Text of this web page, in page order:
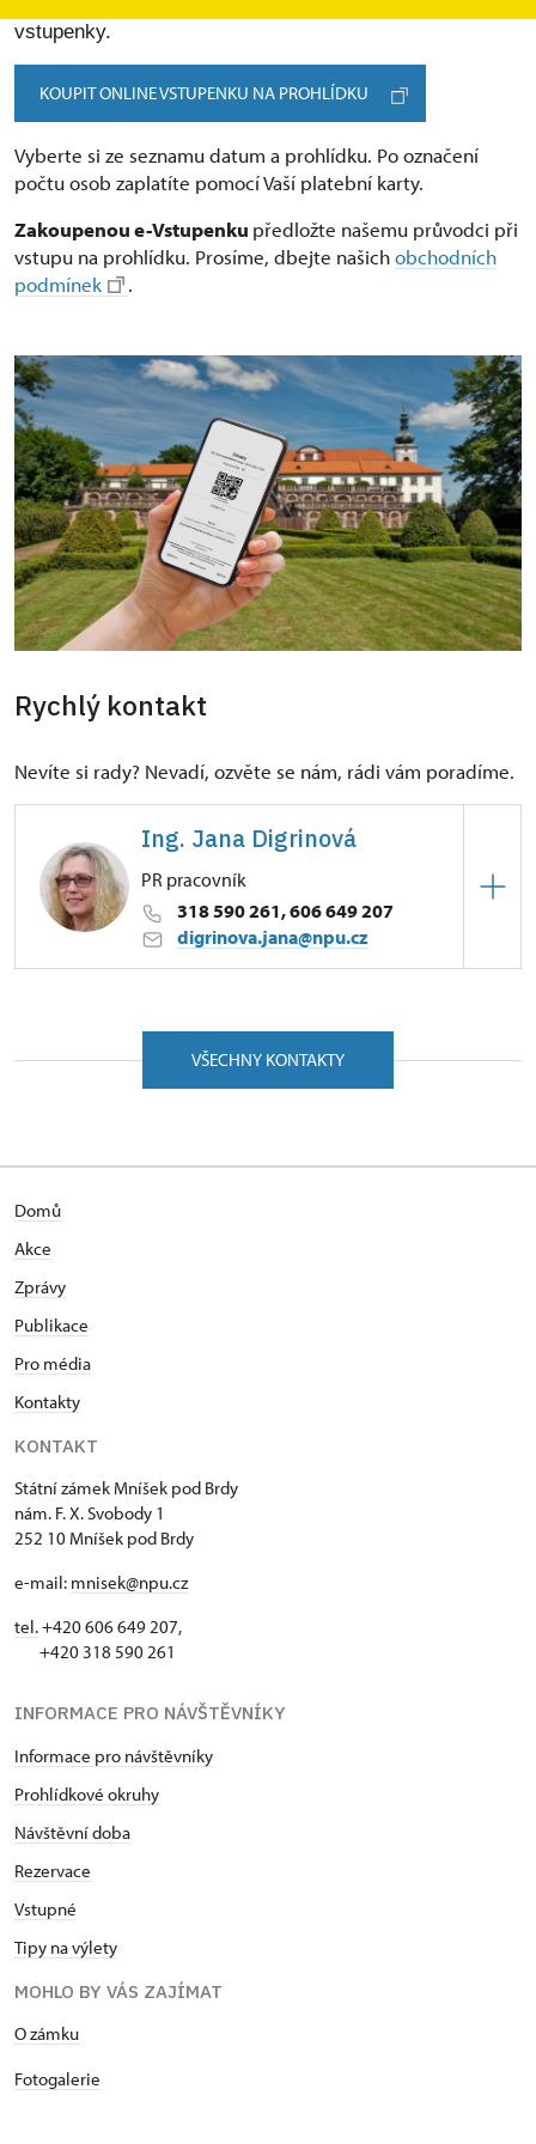
vstupenky.
KOUPIT ONLINE VSTUPENKU NA PROHLÍDKU
Vyberte si ze seznamu datum a prohlídku. Po označení
počtu osob zaplatíte pomocí Vaší platební karty.
Zakoupenou e-Vstupenku předložte našemu průvodci při
vstupu na prohlídku. Prosíme, dbejte našichobchodních
podmínek
.
Rychlý kontakt
Nevíte si rady? Nevadí, ozvěte se nám, rádi vám poradíme.
Ing. Jana Digrinová
PR pracovník
318 590 261, 606 649 207
digrinova.jana@npu.cz
náměstí F. X. Svobody 1/, Mníšek pod Brdy
25210
2000 se s rodinou přestěhovala do Prahy a později
jako vedoucí depozitáře, později jako zástupce
kastelána a od konce roku 2006 až do současnosti
zaměřuje na tvorbu kulturních a výukových
programů pro základní a mateřské školy a zábavné
programy pro rodiny s dětmi.
VŠECHNY KONTAKTY
Domů
Akce
Zprávy
Publikace
Pro média
Kontakty
KONTAKT
Státní zámek Mníšek pod Brdy
nám. F. X. Svobody 1
252 10 Mníšek pod Brdy
e-mail: mnisek@npu.cz
tel.+420 606 649 207,
+420 318 590 261
INFORMACE PRO NÁVŠTĚVNÍKY
Informace pro návštěvníky
Prohlídkové okruhy
Návštěvní doba
Rezervace
Vstupné
Tipy na výlety
MOHLO BY VÁS ZAJÍMAT
O zámku
Fotogalerie